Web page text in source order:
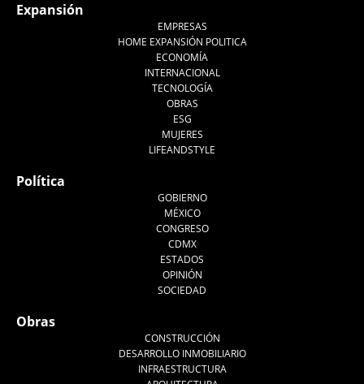
Expansión
EMPRESAS
HOME EXPANSIÓN POLITICA
ECONOMÍA
INTERNACIONAL
TECNOLOGÍA
OBRAS
ESG
MUJERES
LIFEANDSTYLE
Política
GOBIERNO
MÉXICO
CONGRESO
CDMX
ESTADOS
OPINIÓN
SOCIEDAD
Obras
CONSTRUCCIÓN
DESARROLLO INMOBILIARIO
INFRAESTRUCTURA